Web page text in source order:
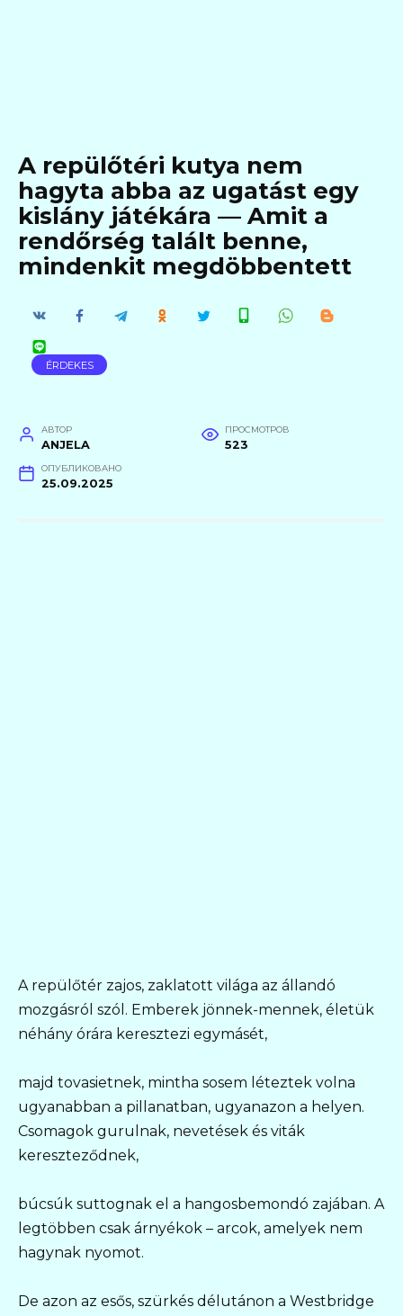
A repülőtéri kutya nem
hagyta abba az ugatást egy
kislány játékára — Amit a
rendőrség talált benne,
mindenkit megdöbbentett
ÉRDEKES
АВТОР
ANJELA
ПРОСМОТРОВ
523
ОПУБЛИКОВАНО
25.09.2025
A repülőtér zajos, zaklatott világa az állandó
mozgásról szól. Emberek jönnek-mennek, életük
néhány órára keresztezi egymásét,
majd tovasietnek, mintha sosem léteztek volna
ugyanabban a pillanatban, ugyanazon a helyen.
Csomagok gurulnak, nevetések és viták
kereszteződnek,
búcsúk suttognak el a hangosbemondó zajában. A
legtöbben csak árnyékok – arcok, amelyek nem
hagynak nyomot.
De azon az esős, szürkés délutánon a Westbridge